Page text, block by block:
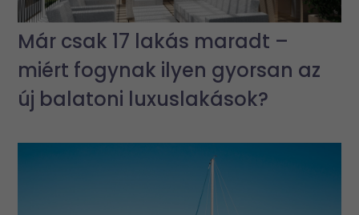
Már csak 17 lakás maradt –
miért fogynak ilyen gyorsan az
új balatoni luxuslakások?